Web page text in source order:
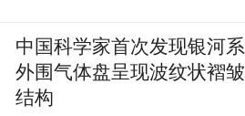
中国科学家首次发现银河系
外围气体盘呈现波纹状褶皱
结构